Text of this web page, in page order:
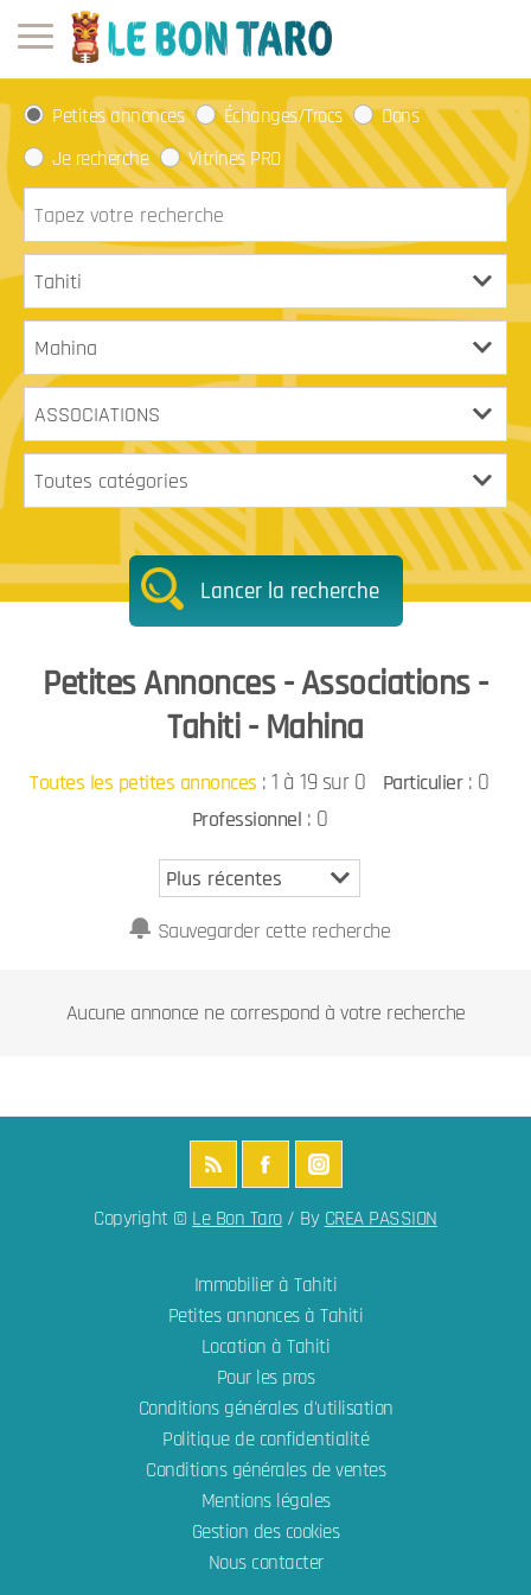
Petites annonces Échanges/Trocs
Dons
Je recherche
Vitrines PRO
Lancer la recherche
Petites Annonces - Associations -
Tahiti - Mahina
Toutes les petites annonces :1 à 19 sur 0 Particulier: 0
Professionnel : 0
Sauvegarder cette recherche
Aucune annonce ne correspond à votre recherche
Copyright © Le Bon Taro/ By CREA PASSION
Immobilier à Tahiti
Petites annonces à Tahiti
Location à Tahiti
Pour les pros
Conditions générales d'utilisation
Politique de confidentialité
Conditions générales de ventes
Mentions légales
Gestion des cookies
Nous contacter